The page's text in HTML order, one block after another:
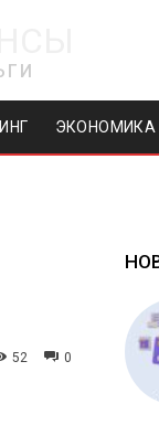
ЭКОНОМИКА
0
52